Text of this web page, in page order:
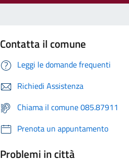
Contatta il comune
Leggi le domande frequenti
Richiedi Assistenza
Chiama il comune 085.87911
Prenota un appuntamento
Problemi in città